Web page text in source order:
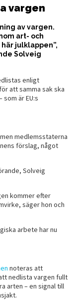
vargen
av vargen.
art- och
julklappen”,
Solveig
enligt
att samma sak ska
är EU:s
medlemsstaterna
förslag, något
Solveig
kommer efter
säger hon och
arbete har nu
noteras att
nedlista vargen fullt
arten – en signal till